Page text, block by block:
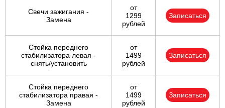
Свечи зажигания -
Замена
от
1299
рублей
Записаться
Стойка переднего
стабилизатора левая -
снять/установить
от
1499
рублей
Записаться
Стойка переднего
стабилизатора правая -
Замена
от
1499
рублей
Записаться